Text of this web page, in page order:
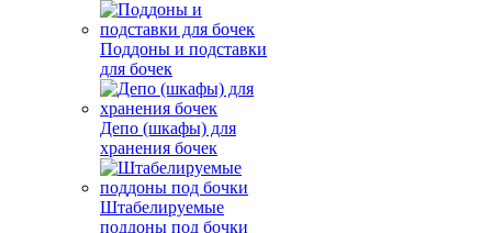
Поддоны и подставки
для бочек
Депо (шкафы) для
хранения бочек
Штабелируемые
поддоны под бочки